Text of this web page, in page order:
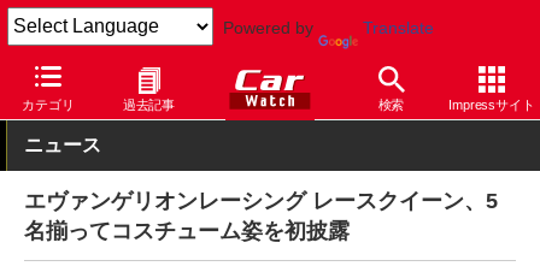
Powered by Translate
カテゴリ 過去記事 検索 Impressサイト
Car Watch モータースポーツ スーパー耐久
ニュース
エヴァンゲリオンレーシング レースクイーン、5
名揃ってコスチューム姿を初披露